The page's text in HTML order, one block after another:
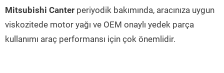
Mitsubishi Canter periyodik bakımında, aracınıza uygun
viskozitede motor yağı ve OEM onaylı yedek parça
kullanımı araç performansı için çok önemlidir.